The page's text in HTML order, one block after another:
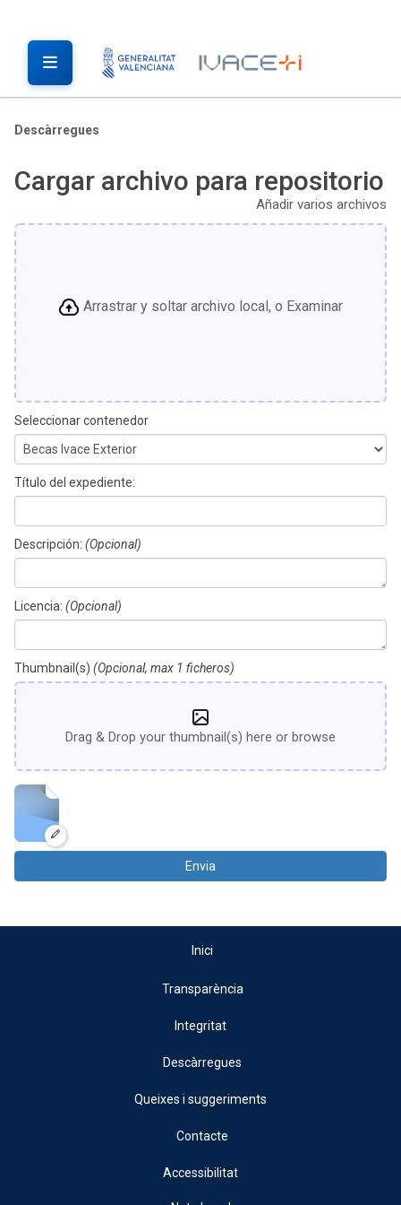
Descàrregues
Cargar archivo para repositorio
Añadir varios archivos
Arrastrar y soltar archivo local, o Examinar
Seleccionar contenedor
Título del expediente:
Descripción: (Opcional)
Licencia: (Opcional)
Thumbnail(s) (Opcional, max 1 ficheros)
Drag & Drop your thumbnail(s) here or browse
Envia
Inici
Transparència
Integritat
Descàrregues
Queixes i suggeriments
Contacte
Accessibilitat